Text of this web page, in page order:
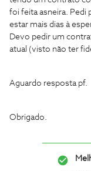
foi feita asneira. Pedi
estar mais dias à
Devo pedir um
atual (visto não ter
Aguardo resposta pf.
Obrigado.